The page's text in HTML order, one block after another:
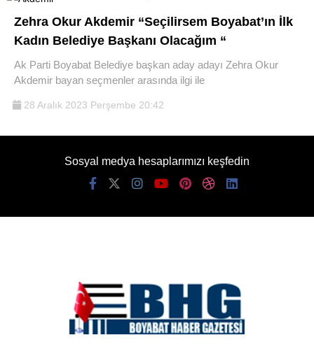
Zehra Okur Akdemir “Seçilirsem Boyabat’ın İlk
Kadın Belediye Başkanı Olacağım “
Ak Parti Boyabat Belediye başkan aday adayı Zehra Okur
Akdemir bayan seçmenler arasında ilgi ile
28 Aralık 2023 Perşembe 20:42
Sosyal medya hesaplarımızı keşfedin